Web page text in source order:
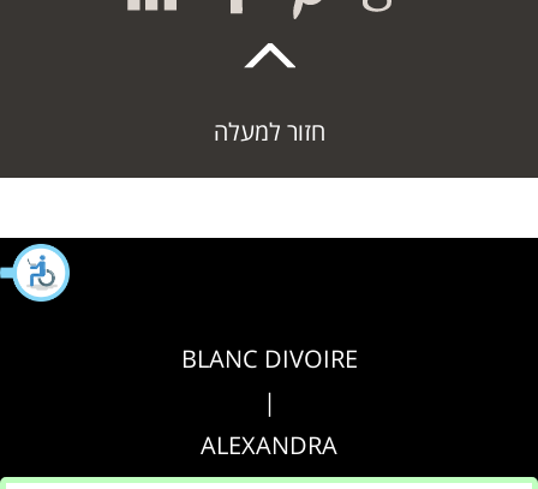
חזור למעלה
BLANC DIVOIRE
|
ALEXANDRA